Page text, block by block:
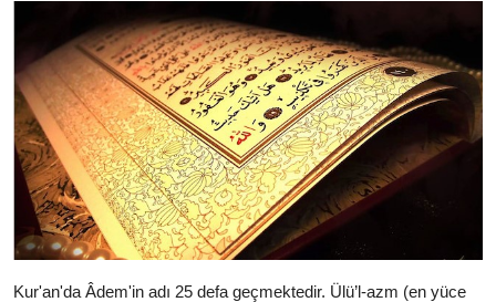
Kur'an'da Âdem'in adı 25 defa geçmektedir. Ülü’l-azm (en yüce